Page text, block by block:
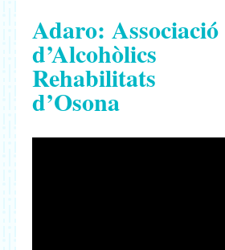
Adaro: Associació
d’Alcohòlics
Rehabilitats
d’Osona